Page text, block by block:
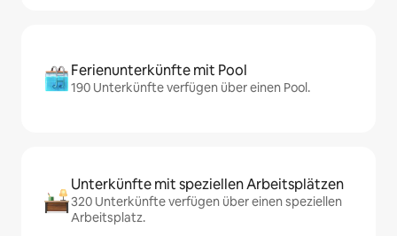
Ferienunterkünfte mit Pool
190 Unterkünfte verfügen über einen Pool.
Unterkünfte mit speziellen Arbeitsplätzen
320 Unterkünfte verfügen über einen speziellen
Arbeitsplatz.